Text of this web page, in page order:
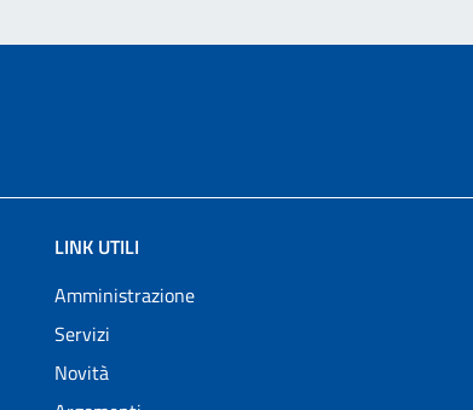
LINK UTILI
Amministrazione
Servizi
Novità